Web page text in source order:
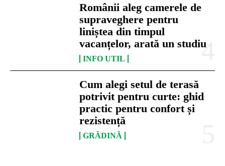
Românii aleg camerele de
supraveghere pentru
liniștea din timpul
vacanțelor, arată un studiu
INFO UTIL
Cum alegi setul de terasă
potrivit pentru curte: ghid
practic pentru confort și
rezistență
GRĂDINĂ